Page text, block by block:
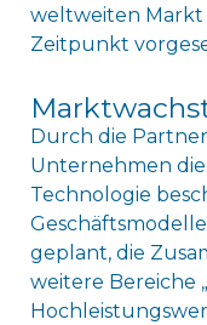
weltweiten Markt
Zeitpunkt
Durch die
Unternehmen
Technologie
geplant, die
weitere Bereiche